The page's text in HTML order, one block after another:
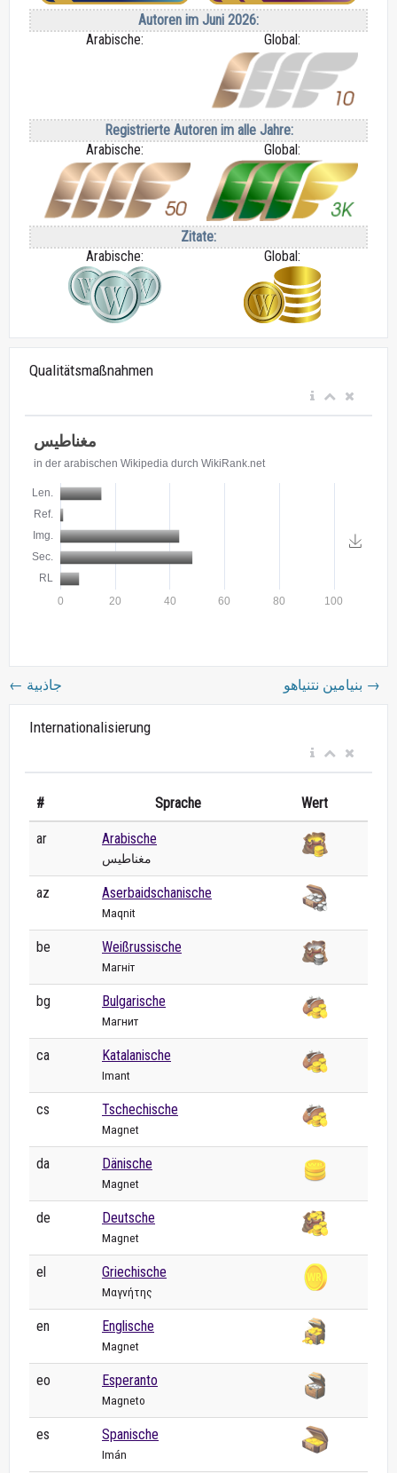
Autoren im Juni 2026:
Arabische:
Global:
Registrierte Autoren im alle Jahre:
Arabische:
Global:
Zitate:
Arabische:
Global:
Qualitätsmaßnahmen
← جاذبية →
Internationalisierung
# Sprache Wert
ar Arabische
مغناطيس
az Aserbaidschanische
Maqnit
be Weißrussische
Магніт
bg Bulgarische
Магнит
ca Katalanische
Imant
cs Tschechische
Magnet
da Dänische
Magnet
de Deutsche
Magnet
el Griechische
Μαγνήτης
en Englische
Magnet
eo Esperanto
Magneto
es Spanische
Imán